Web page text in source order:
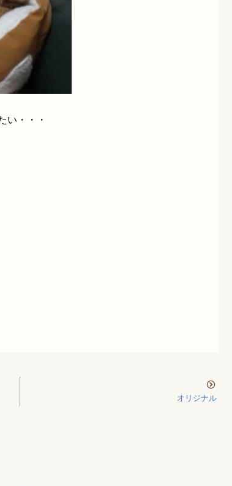
い・・・
オリジナル